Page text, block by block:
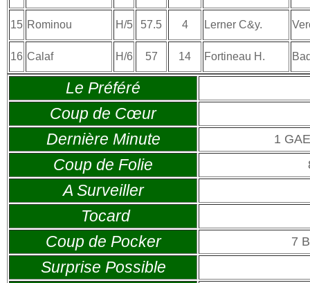
15 Rominou H/5 57.5 4 Lerner C&y.
16 Calaf H/6 57 14 Fortineau H.
Le Préféré
Coup de Cœur
Dernière Minute
1
Coup de Folie
A Surveiller
Tocard
Coup de Pocker
7
Surprise Possible